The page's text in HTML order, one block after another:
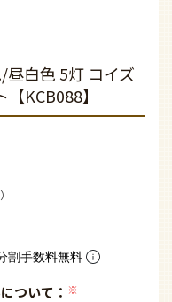
白色 5灯 コイズ
KCB088】
割手数料無料
ついて：